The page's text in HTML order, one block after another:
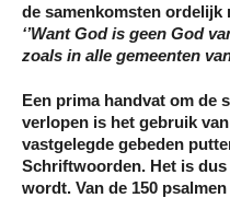
de samenkomsten ordelijk
‘’Want God is geen God
zoals in alle gemeenten
Een prima handvat om de
verlopen is het gebruik
vastgelegde gebeden
Schriftwoorden. Het is
wordt. Van de 150